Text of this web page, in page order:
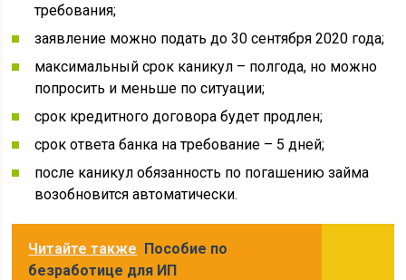
требования;
заявление можно подать до 30 сентября 2020 года;
максимальный срок каникул – полгода, но можно
попросить и меньше по ситуации;
срок кредитного договора будет продлен;
срок ответа банка на требование – 5 дней;
после каникул обязанность по погашению займа
возобновится автоматически.
Читайте также Пособие по
безработице для ИП